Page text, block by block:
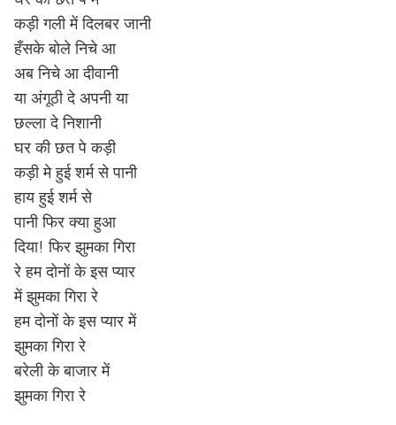
कड़ी गली में दिलबर जानी
हँसके बोले निचे आ
अब निचे आ दीवानी
या अंगूठी दे अपनी या
छल्ला दे निशानी
घर की छत पे कड़ी
कड़ी मे हुई शर्म से पानी
हाय हुई शर्म से
पानी फिर क्या हुआ
दिया! फिर झुमका गिरा
रे हम दोनों के इस प्यार
में झुमका गिरा रे
हम दोनों के इस प्यार में
झुमका गिरा रे
बरेली के बाजार में
झुमका गिरा रे